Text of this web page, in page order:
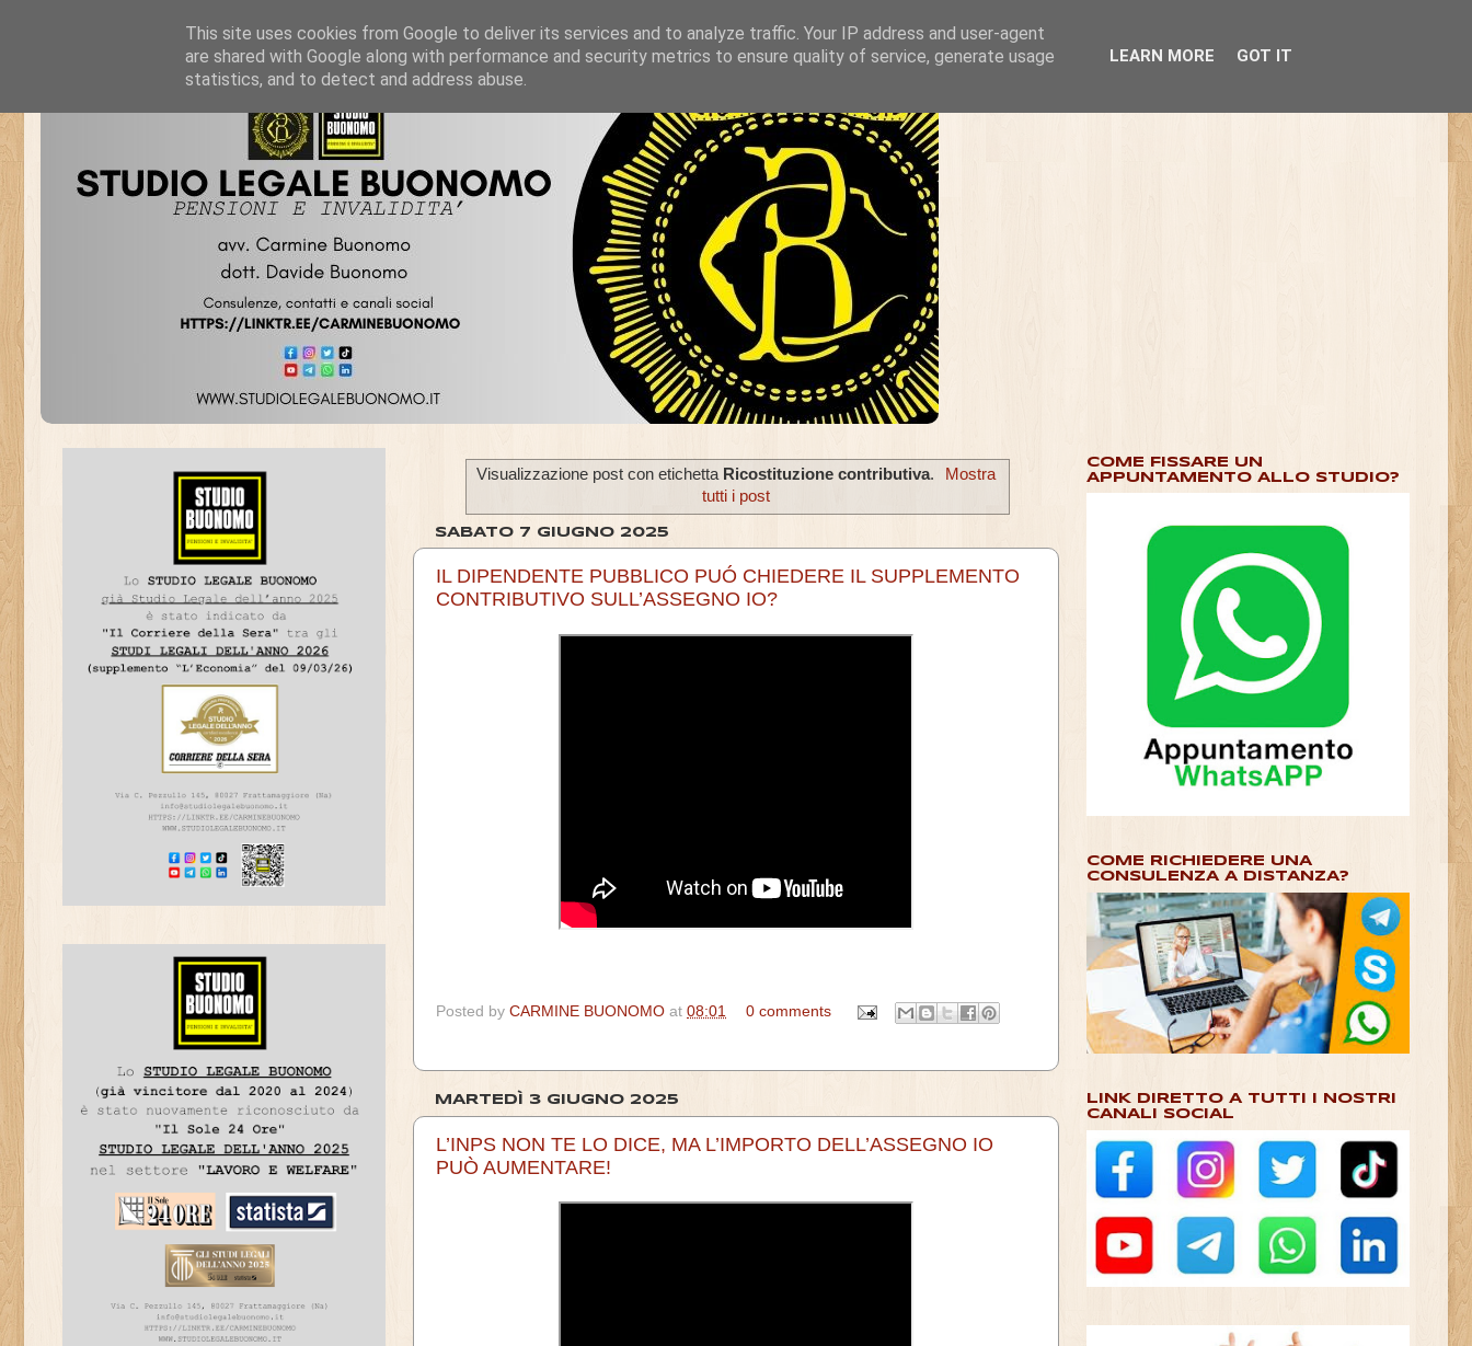
Visualizzazione post con etichetta Ricostituzione contributiva.
Mostra
tutti i post
SABATO 7 GIUGNO 2025
IL DIPENDENTE PUBBLICO PUÓ CHIEDERE IL SUPPLEMENTO
CONTRIBUTIVO SULL’ASSEGNO IO?
Posted by CARMINE BUONOMO at 08:01 0 comments
MARTEDÌ 3 GIUGNO 2025
L’INPS NON TE LO DICE, MA L’IMPORTO DELL’ASSEGNO IO
PUÒ AUMENTARE!
COME FISSARE UN
APPUNTAMENTO ALLO STUDIO?
COME RICHIEDERE UNA
CONSULENZA A DISTANZA?
LINK DIRETTO A TUTTI I NOSTRI
CANALI SOCIAL
This site uses cookies from Google to deliver its services and to analyze traffic. Your IP address and user-agent
are shared with Google along with performance and security metrics to ensure quality of service, generate usage
statistics, and to detect and address abuse.
LEARN MORE GOT IT